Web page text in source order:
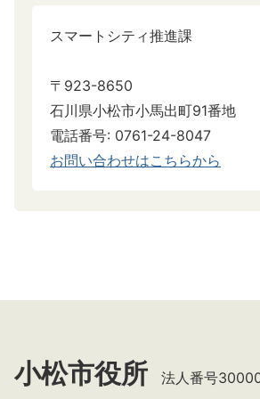
スマートシティ推進課
〒923-8650
石川県小松市小馬出町91番地
電話番号: 0761-24-8047
お問い合わせはこちらから
小松市役所 法人番号